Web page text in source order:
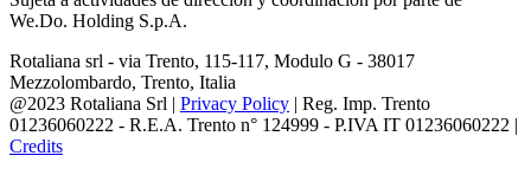
We.Do. Holding S.p.A.
Rotaliana srl - via Trento, 115-117, Modulo G - 38017
Mezzolombardo, Trento, Italia
@2023 Rotaliana Srl | Privacy Policy | Reg. Imp. Trento
01236060222 - R.E.A. Trento n° 124999 - P.IVA IT 01236060222 |
Credits